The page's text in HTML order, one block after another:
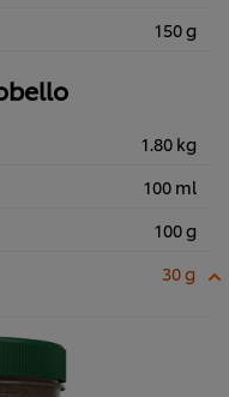
150 g
1.80 kg
100 ml
100 g
30 g